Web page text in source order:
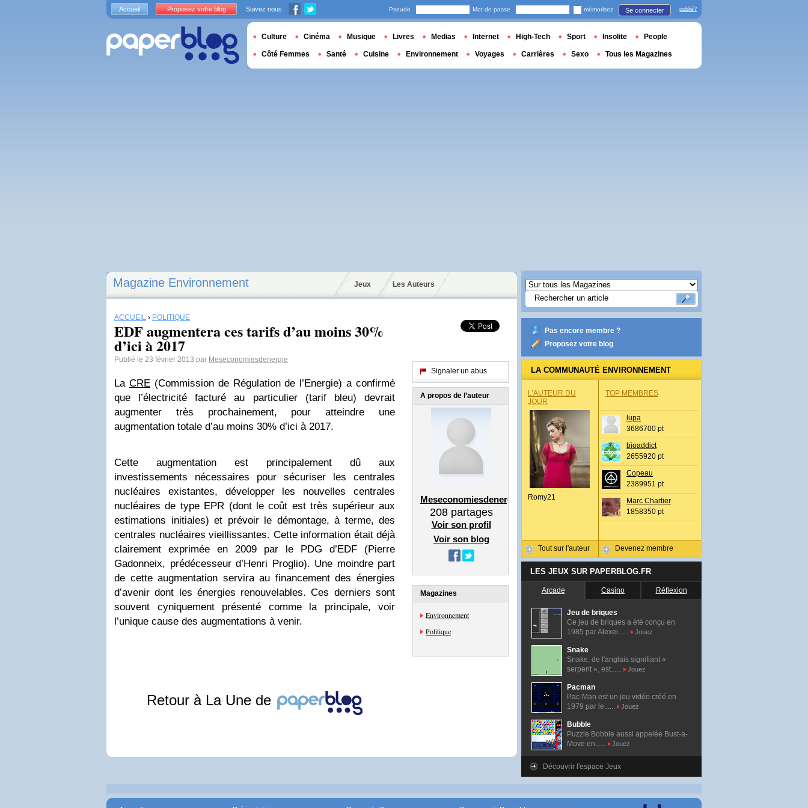
Magazine Environnement Jeux Les Auteurs
ACCUEIL › POLITIQUE
EDF augmentera ces tarifs d’au moins 30%
d’ici à 2017
Publié le 23 février 2013 par Meseconomiesdenergie
La CRE(Commission de Régulation de l’Energie) a confirmé
que l’électricité facturé au particulier (tarif bleu) devrait
augmenter très prochainement, pour atteindre une
augmentation totale d’au moins 30% d’ici à 2017.
Cette augmentation est principalement dû aux
investissements nécessaires pour sécuriser les centrales
nucléaires existantes, développer les nouvelles centrales
nucléaires de type EPR (dont le coût est très supérieur aux
estimations initiales) et prévoir le démontage, à terme, des
centrales nucléaires vieillissantes. Cette information était déjà
clairement exprimée en 2009 par le PDG d’EDF (Pierre
Gadonneix, prédécesseur d’Henri Proglio). Une moindre part
de cette augmentation servira au financement des énergies
d’avenir dont les énergies renouvelables. Ces derniers sont
souvent cyniquement présenté comme la principale, voir
l’unique cause des augmentations à venir.
Retour à La Une de
Signaler un abus
A propos de l’auteur
Meseconomiesdenergie
208partages
Voir son profil
Voir son blog
Magazines
Environnement
Politique
Pas encore membre ?
Proposez votre blog
LA COMMUNAUTÉ ENVIRONNEMENT
L’AUTEUR DU
JOUR
Romy21
Tout sur l'auteur
TOP MEMBRES
lupa
3686700 pt
bioaddict
2655920 pt
Copeau
2389951 pt
Marc Chartier
1858350 pt
Devenez membre
LES JEUX SUR PAPERBLOG.FR
Arcade Casino Réflexion
Jeu de briques
Ce jeu de briques a été conçu en
1985 par Alexei......
Jouez
Snake
Snake, de l'anglais signifiant «
serpent », est......
Jouez
Pacman
Pac-Man est un jeu vidéo créé en
1979 par le......
Jouez
Bubble
Puzzle Bobble aussi appelée Bust-a-
Move en......
Jouez
Découvrir l'espace Jeux
Accueil Proposez votre blog Suivez nous Pseudo Mot de passe mémorisez Se connecter oublié?
Culture Cinéma Musique Livres Medias Internet High-Tech Sport Insolite People
Côté Femmes Santé Cuisine Environnement Voyages Carrières Sexo Tous les Magazines